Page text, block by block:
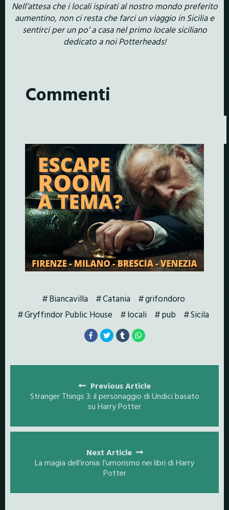
Nell’attesa che i locali ispirati al nostro mondo preferito
aumentino, non ci resta che farci un viaggio in Sicilia e
sentirci per un po’ a casa nel primo locale siciliano
dedicato a noi Potterheads!
Commenti
Biancavilla Catania
grifondoro
Gryffindor Public House
locali pub Sicila
navigation
Previous Article
Stranger Things 3: il personaggio di Undici basato
su Harry Potter
Next Article
La magia dell’ironia: l’umorismo nei libri di Harry
Potter